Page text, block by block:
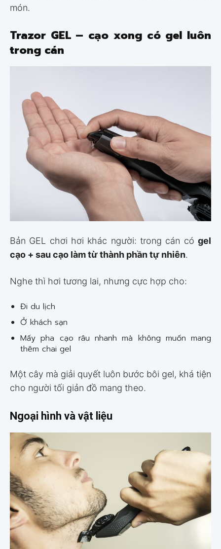
món.
Trazor GEL – cạo xong có gel luôn
trong cán
Bản GEL chơi hơi khác người: trong cán có gel
cạo + sau cạo làm từ thành phần tự nhiên.
Nghe thì hơi tương lai, nhưng cực hợp cho:
Đi du lịch
Ở khách sạn
Mấy pha cạo râu nhanh mà không muốn mang
thêm chai gel
Một cây mà giải quyết luôn bước bôi gel, khá tiện
cho người tối giản đồ mang theo.
Ngoại hình và vật liệu